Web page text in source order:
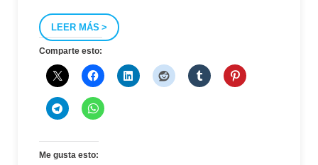
LEER MÁS
Comparte esto:
Me gusta esto: